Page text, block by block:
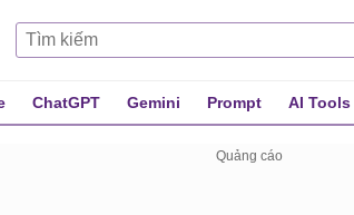
ChatGPT Gemini Prompt AI Tools